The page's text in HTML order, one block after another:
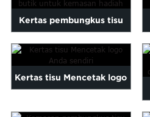
WARNA DASAR
Kertas pembungkus tisu
butik untuk kemasan
hadiah
Kertas tisu Mencetak logo